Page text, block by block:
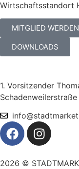
Wirtschaftsstandort
MITGLIED WERDEN
DOWNLOADS
1. Vorsitzender
2026 ©